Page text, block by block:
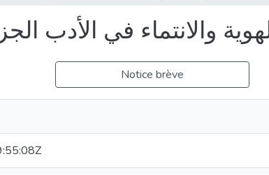
والانتماء في الأدب
Notice brève